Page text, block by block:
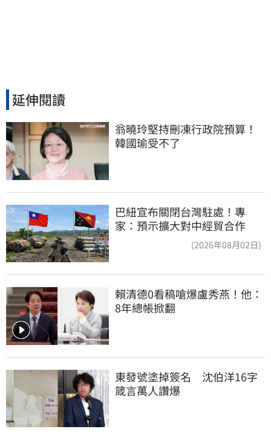
延伸閱讀
翁曉玲堅持刪凍行政院預算！
韓國瑜受不了
巴紐宣布關閉台灣駐處！專
家：預示擴大對中經貿合作
(2026年08月02日)
賴清德0看稿嗆爆盧秀燕！他：
8年總帳掀翻
東發號塗掉簽名　沈伯洋16字
箴言萬人讚爆